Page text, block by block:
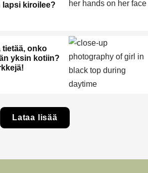
lapsi kiroilee?
tietää, onko
yksin kotiin?
Lataa lisää